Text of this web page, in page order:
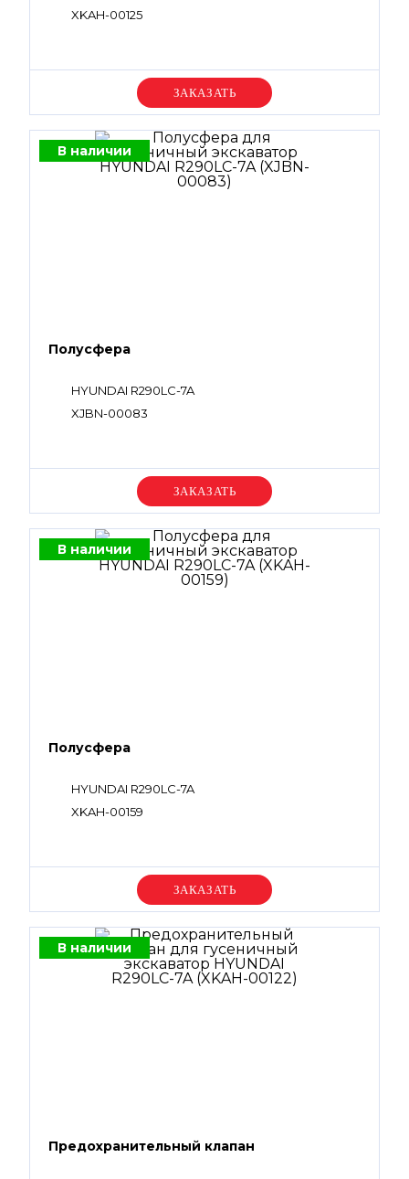
XKAH-00125
Уточняйте цену
В наличии
Полусфера
HYUNDAI R290LC-7A
XJBN-00083
Уточняйте цену
В наличии
Полусфера
HYUNDAI R290LC-7A
XKAH-00159
Уточняйте цену
В наличии
Предохранительный клапан